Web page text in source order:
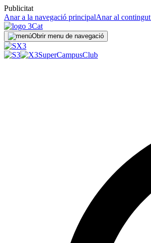
Publicitat
Anar a la navegació principalAnar al contingut
Obrir menu de navegació
SuperCampusClub